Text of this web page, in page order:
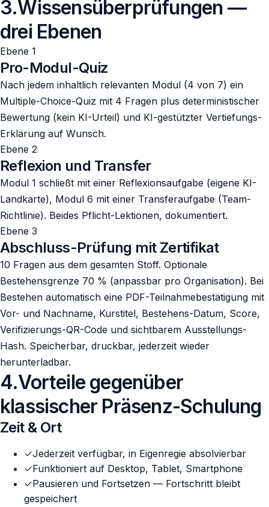
3.Wissensüberprüfungen —
drei Ebenen
Ebene 1
Pro-Modul-Quiz
Nach jedem inhaltlich relevanten Modul (4 von 7) ein
Multiple-Choice-Quiz mit 4 Fragen plus deterministischer
Bewertung (kein KI-Urteil) und KI-gestützter Vertiefungs-
Erklärung auf Wunsch.
Ebene 2
Reflexion und Transfer
Modul 1 schließt mit einer Reflexionsaufgabe (eigene KI-
Landkarte), Modul 6 mit einer Transferaufgabe (Team-
Richtlinie). Beides Pflicht-Lektionen, dokumentiert.
Ebene 3
Abschluss-Prüfung mit Zertifikat
10 Fragen aus dem gesamten Stoff. Optionale
Bestehensgrenze 70 % (anpassbar pro Organisation). Bei
Bestehen automatisch eine PDF-Teilnahmebestätigung mit
Vor- und Nachname, Kurstitel, Bestehens-Datum, Score,
Verifizierungs-QR-Code und sichtbarem Ausstellungs-
Hash. Speicherbar, druckbar, jederzeit wieder
herunterladbar.
4.Vorteile gegenüber
klassischer Präsenz-Schulung
Zeit & Ort
✓Jederzeit verfügbar, in Eigenregie absolvierbar
✓Funktioniert auf Desktop, Tablet, Smartphone
✓Pausieren und Fortsetzen — Fortschritt bleibt
gespeichert